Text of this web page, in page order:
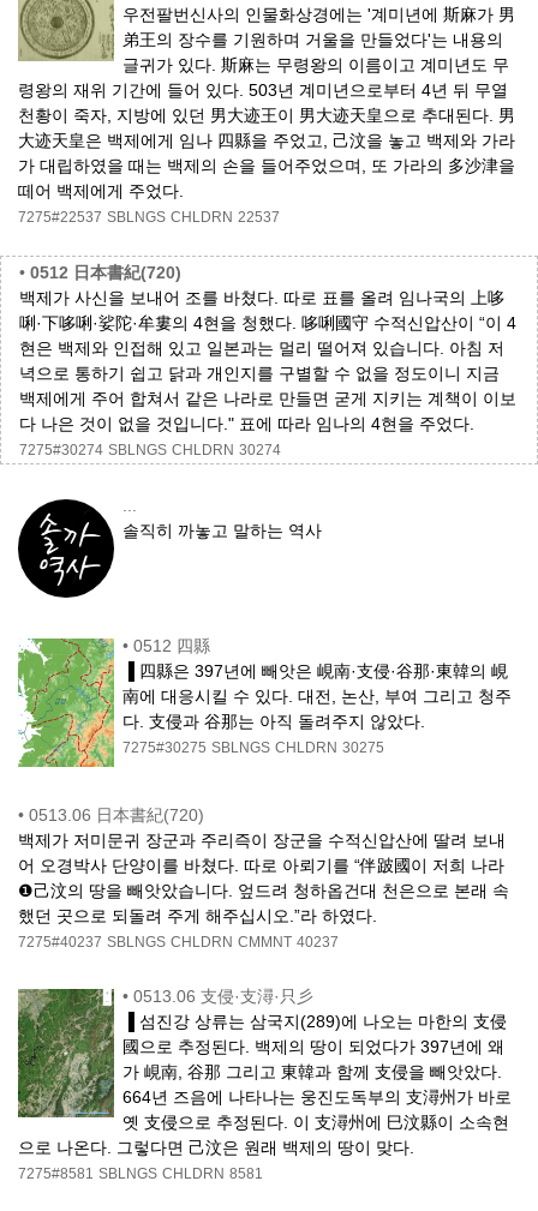
우전팔번신사의 인물화상경에는 '계미년에 斯麻가 男
弟王의 장수를 기원하며 거울을 만들었다'는 내용의
글귀가 있다. 斯麻는 무령왕의 이름이고 계미년도 무
령왕의 재위 기간에 들어 있다. 503년 계미년으로부터 4년 뒤 무열
천황이 죽자, 지방에 있던 男大迹王이 男大迹天皇으로 추대된다. 男
大迹天皇은 백제에게 임나 四縣을 주었고, 己汶을 놓고 백제와 가라
가 대립하였을 때는 백제의 손을 들어주었으며, 또 가라의 多沙津을
떼어 백제에게 주었다.
7275#22537 SBLNGS CHLDRN 22537
• 0512 日本書紀(720)
백제가 사신을 보내어 조를 바쳤다. 따로 표를 올려 임나국의 上哆
唎·下哆唎·娑陀·牟婁의 4현을 청했다. 哆唎國守 수적신압산이 “이 4
현은 백제와 인접해 있고 일본과는 멀리 떨어져 있습니다. 아침 저
녁으로 통하기 쉽고 닭과 개인지를 구별할 수 없을 정도이니 지금
백제에게 주어 합쳐서 같은 나라로 만들면 굳게 지키는 계책이 이보
다 나은 것이 없을 것입니다." 표에 따라 임나의 4현을 주었다.
7275#30274 SBLNGS CHLDRN 30274
...
솔직히 까놓고 말하는 역사
• 0512 四縣
▐ 四縣은 397년에 빼앗은 峴南·支侵·谷那·東韓의 峴
南에 대응시킬 수 있다. 대전, 논산, 부여 그리고 청주
다. 支侵과 谷那는 아직 돌려주지 않았다.
7275#30275 SBLNGS CHLDRN 30275
• 0513.06 日本書紀(720)
백제가 저미문귀 장군과 주리즉이 장군을 수적신압산에 딸려 보내
어 오경박사 단양이를 바쳤다. 따로 아뢰기를 “伴跛國이 저희 나라
❶己汶의 땅을 빼앗았습니다. 엎드려 청하옵건대 천은으로 본래 속
했던 곳으로 되돌려 주게 해주십시오.”라 하였다.
7275#40237 SBLNGS CHLDRN CMMNT 40237
• 0513.06 支侵·支潯·只彡
▐ 섬진강 상류는 삼국지(289)에 나오는 마한의 支侵
國으로 추정된다. 백제의 땅이 되었다가 397년에 왜
가 峴南, 谷那 그리고 東韓과 함께 支侵을 빼앗았다.
664년 즈음에 나타나는 웅진도독부의 支潯州가 바로
옛 支侵으로 추정된다. 이 支潯州에 巳汶縣이 소속현
으로 나온다. 그렇다면 己汶은 원래 백제의 땅이 맞다.
7275#8581 SBLNGS CHLDRN 8581